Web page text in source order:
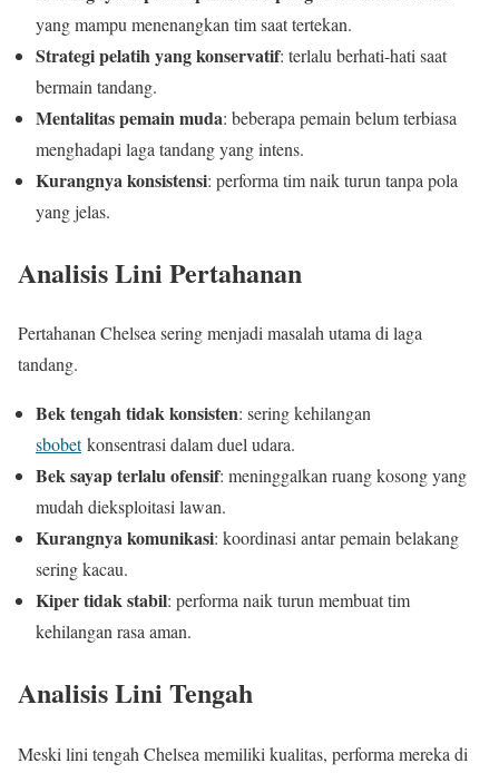
yang mampu menenangkan tim saat tertekan.
Strategi pelatih yang konservatif: terlalu berhati-hati saat
bermain tandang.
Mentalitas pemain muda: beberapa pemain belum terbiasa
menghadapi laga tandang yang intens.
Kurangnya konsistensi: performa tim naik turun tanpa pola
yang jelas.
Analisis Lini Pertahanan
Pertahanan Chelsea sering menjadi masalah utama di laga
tandang.
Bek tengah tidak konsisten: sering kehilangan
sbobetkonsentrasi dalam duel udara.
Bek sayap terlalu ofensif: meninggalkan ruang kosong yang
mudah dieksploitasi lawan.
Kurangnya komunikasi: koordinasi antar pemain belakang
sering kacau.
Kiper tidak stabil: performa naik turun membuat tim
kehilangan rasa aman.
Analisis Lini Tengah
Meski lini tengah Chelsea memiliki kualitas, performa mereka di